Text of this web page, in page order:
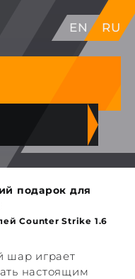
EN RU
подарок для
Counter Strike 1.6
шар играет
настоящим